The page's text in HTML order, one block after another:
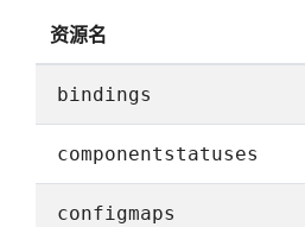
资源名
bindings
componentstatuses
configmaps